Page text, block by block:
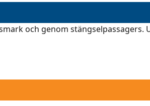
och genom